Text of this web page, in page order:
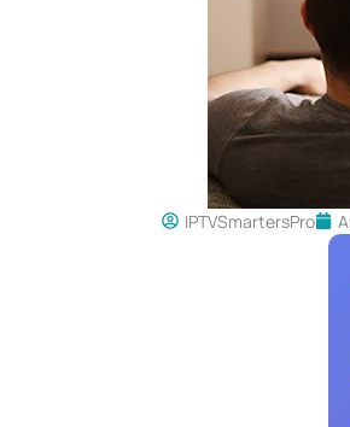
IPTVSmartersPro